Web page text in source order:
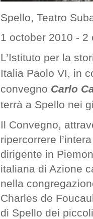
Spello, Teatro
1 october 2010 - 2
L’Istituto per la
Italia Paolo VI, in
convegno Carlo
terrà a Spello nei
Il Convegno,
ripercorrere
dirigente in
italiana di Azione
nella
Charles de
di Spello dei